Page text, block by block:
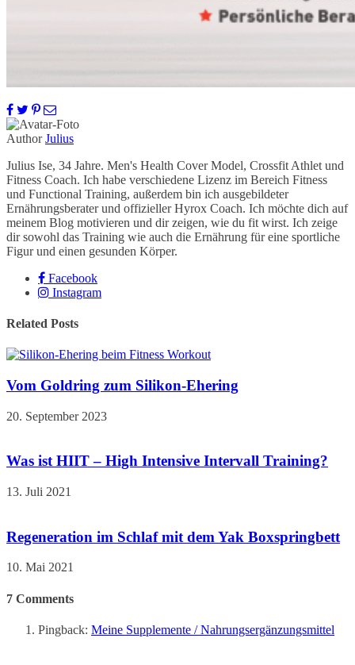
Author Julius
Julius Ise, 34 Jahre. Men's Health Cover Model, Crossfit Athlet und
Fitness Coach. Ich habe verschiedene Lizenz im Bereich Fitness
und Functional Training, außerdem bin ich ausgebildeter
Ernährungsberater und offizieller Hyrox Coach. Ich möchte dich auf
meinem Blog motivieren und dir zeigen, wie du fit wirst. Ich zeige
dir sowohl das Training wie auch die Ernährung für eine sportliche
Figur und einen gesunden Körper.
Facebook
Instagram
Related Posts
Vom Goldring zum Silikon-Ehering
20. September 2023
Was ist HIIT – High Intensive Intervall Training?
13. Juli 2021
Regeneration im Schlaf mit dem Yak Boxspringbett
10. Mai 2021
7 Comments
Pingback: Meine Supplemente / Nahrungsergänzungsmittel